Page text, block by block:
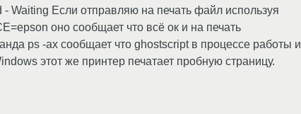
Waiting Если отправляю на печать файл используя
оно сообщает что всё ок и на печать
ps -ax сообщает что ghostscript в процессе работы и
этот же принтер печатает пробную страницу.